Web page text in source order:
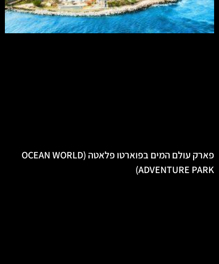
פארק עולם המים בפוארטו פלאטה (OCEAN WORLD
ADVENTURE PARK)